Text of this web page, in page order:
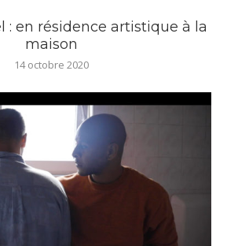
: en résidence artistique à la
maison
14 octobre 2020